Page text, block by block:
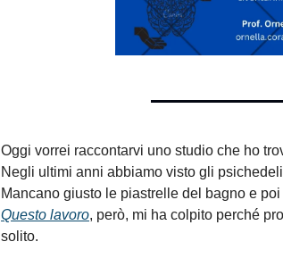
Oggi vorrei raccontarvi uno studio che ho
Negli ultimi anni abbiamo visto gli
Mancano giusto le piastrelle del bagno e
Questo lavoro, però, mi ha colpito perché
solito.